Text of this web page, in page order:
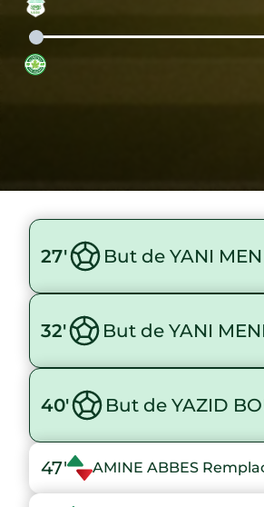
27' But de YANI
32' But de YANI
40' But de YAZID
47' AMINE ABBES